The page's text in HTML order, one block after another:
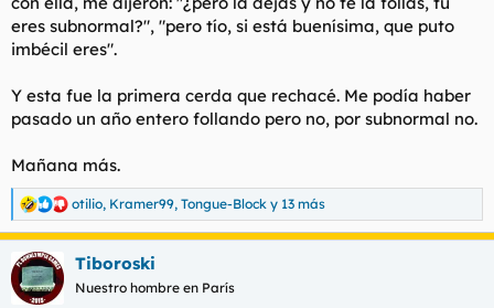
eres subnormal?", "pero tío, si está buenísima, que puto
imbécil eres".
Y esta fue la primera cerda que rechacé. Me podía haber
pasado un año entero follando pero no, por subnormal no.
Mañana más.
R
e
a
c
c
i
otilio, Kramer99, Tongue-Block y 13 más
Tiboroski
Nuestro hombre en París